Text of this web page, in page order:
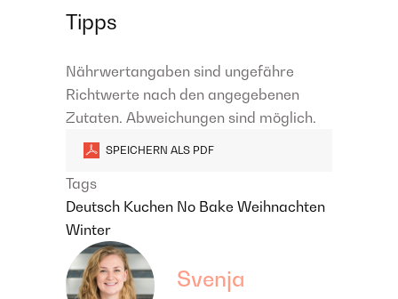
Tipps
Nährwertangaben sind ungefähre
Richtwerte nach den angegebenen
Zutaten. Abweichungen sind möglich.
SPEICHERN ALS PDF
Tags
Deutsch Kuchen No Bake Weihnachten
Winter
Svenja